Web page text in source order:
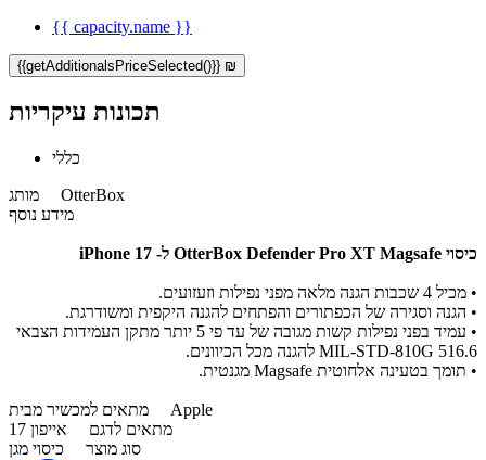
{{ capacity.name }}
{{getAdditionalsPriceSelected()}} ₪
תכונות עיקריות
כללי
מותג OtterBox
מידע נוסף
כיסוי OtterBox Defender Pro XT Magsafe ל- iPhone 17
• מכיל 4 שכבות הגנה מלאה מפני נפילות וזעזועים.
• הגנה וסגירה של הכפתורים והפתחים להגנה היקפית ומשודרגת.
•
עמיד בפני נפילות קשות מגובה של עד פי 5 יותר מתקן העמידות הצבאי
MIL-STD-810G 516.6 להגנה מכל הכיוונים.
• תומך בטעינה אלחוטית Magsafe מגנטית.
מתאים למכשיר מבית Apple
מתאים לדגם אייפון 17
סוג מוצר כיסוי מגן